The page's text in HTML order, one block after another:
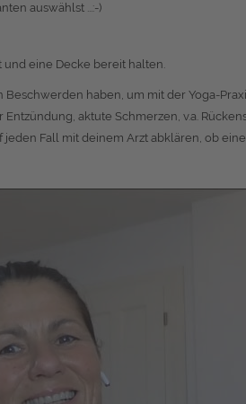
auswählst ...:-)
eine Decke bereit halten.
haben, um mit der Yoga-
aktute Schmerzen, v.a.
Fall mit deinem Arzt abklären, ob